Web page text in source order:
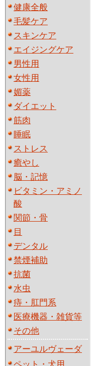
健康全般
毛髪ケア
スキンケア
エイジングケア
男性用
女性用
媚薬
ダイエット
筋肉
睡眠
ストレス
癒やし
脳・記憶
ビタミン・アミノ
酸
関節・骨
目
デンタル
禁煙補助
抗菌
水虫
痔・肛門系
医療機器・雑貨等
その他
アーユルヴェーダ
ペット・犬用